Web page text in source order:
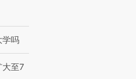
学吗
大至7